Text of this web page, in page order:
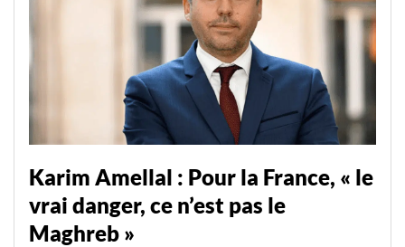
Karim Amellal : Pour la France, « le
vrai danger, ce n’est pas le
Maghreb »